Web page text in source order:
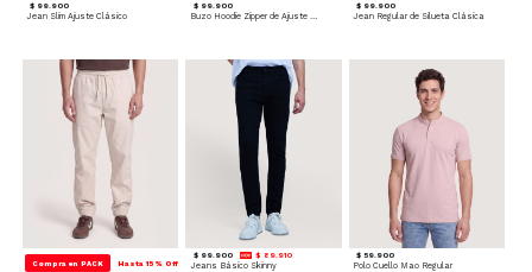
$ 99.900
Jean Slim Ajuste Clásico
$ 99.900
Buzo Hoodie Zipper de Ajuste Cómodo
$ 99.900
Jean Regular de Silueta Clásica
Compra en PACK Hasta 15% Off
$ 99.900 $ 89.910
Jeans Básico Skinny
$ 59.900
Polo Cuello Mao Regular